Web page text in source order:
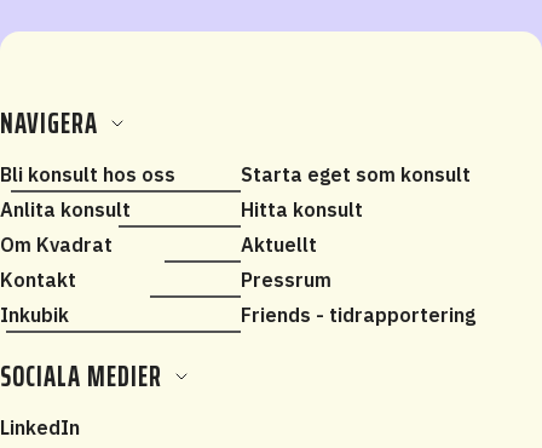
NAVIGERA
Bli konsult hos oss
Starta eget som konsult
Anlita konsult
Hitta konsult
Om Kvadrat
Aktuellt
Kontakt
Pressrum
Inkubik
Friends - tidrapportering
SOCIALA MEDIER
LinkedIn